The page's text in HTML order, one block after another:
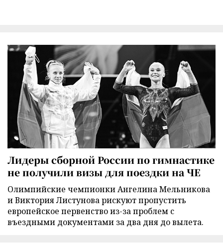
Лидеры сборной России по гимнастике
не получили визы для поездки на ЧЕ
Олимпийские чемпионки Ангелина Мельникова
и Виктория Листунова рискуют пропустить
европейское первенство из-за проблем с
въездными документами за два дня до вылета.